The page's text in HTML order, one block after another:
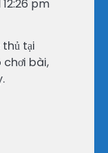
pm
tại
bài,